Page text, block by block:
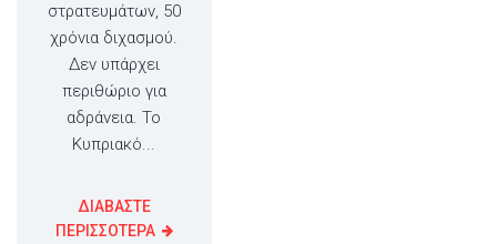
στρατευμάτων, 50
χρόνια διχασμού.
Δεν υπάρχει
περιθώριο για
αδράνεια. Το
Κυπριακό...
ΔΙΑΒΑΣΤΕ
ΠΕΡΙΣΣΟΤΕΡΑ